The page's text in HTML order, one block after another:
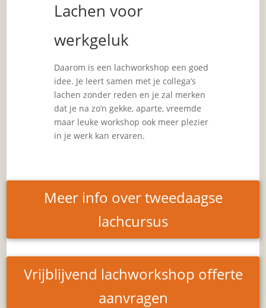
Lachen voor
werkgeluk
Daarom is een lachworkshop een goed
idee. Je leert samen met je collega’s
lachen zonder reden en je zal merken
dat je na zo’n gekke, aparte, vreemde
maar leuke workshop ook meer plezier
in je werk kan ervaren.
Meer info over tweedaagse
lachcursus
Vrijblijvend lachworkshop offerte
aanvragen